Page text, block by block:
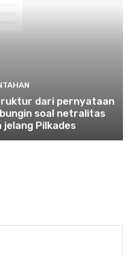
dari pernyataan
soal netralitas
Pilkades